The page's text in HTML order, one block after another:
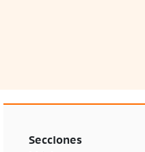
Secciones